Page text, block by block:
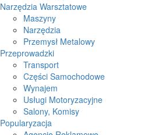
Narzędzia Warsztatowe
Maszyny
Narzędzia
Przemysł Metalowy
Przeprowadzki
Transport
Części Samochodowe
Wynajem
Usługi Motoryzacyjne
Salony, Komisy
Popularyzacja